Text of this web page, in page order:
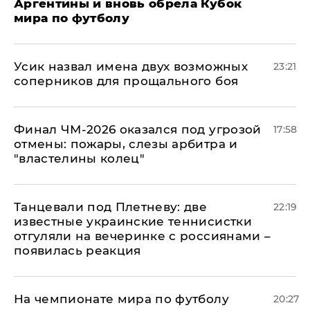
Аргентины и вновь обрела Кубок
мира по футболу
Усик назвал имена двух возможных
соперников для прощального боя
23:21
Финал ЧМ-2026 оказался под угрозой
отмены: пожары, слезы арбитра и
"властелины колец"
17:58
Танцевали под Плетневу: две
известные украинские теннисистки
отгуляли на вечеринке с россиянами –
появилась реакция
22:19
На чемпионате мира по футболу
20:27